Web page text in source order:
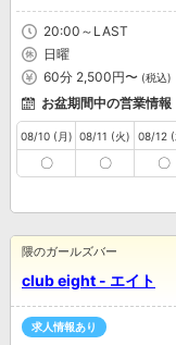
20:00～LAST
日曜
60分 2,500円〜 (税込)
お盆期間中の営業情報
08/10 (月)
〇
08/11 (火)
〇
08/12 (
〇
club eight - エイト
隈のガールズバー
求人情報あり